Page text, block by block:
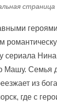
сериала Нина
Машу. Семья
из
где с